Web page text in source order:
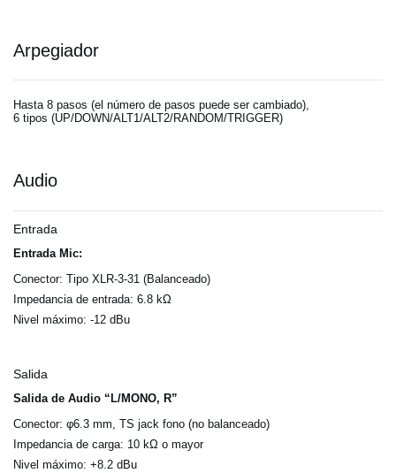
Arpegiador
Hasta 8 pasos (el número de pasos puede ser cambiado),
6 tipos (UP/DOWN/ALT1/ALT2/RANDOM/TRIGGER)
Audio
Entrada
Entrada Mic:
Conector: Tipo XLR-3-31 (Balanceado)
Impedancia de entrada: 6.8 kΩ
Nivel máximo: -12 dBu
Salida
Salida de Audio “L/MONO, R”
Conector: φ6.3 mm, TS jack fono (no balanceado)
Impedancia de carga: 10 kΩ o mayor
Nivel máximo: +8.2 dBu